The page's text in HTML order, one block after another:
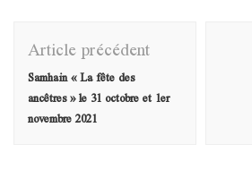
Navigation
d'article
Article précédent
Samhain « La fête des
ancêtres » le 31 octobre et 1er
novembre 2021